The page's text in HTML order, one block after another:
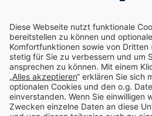
Enpal.pro
Enpal Corporate